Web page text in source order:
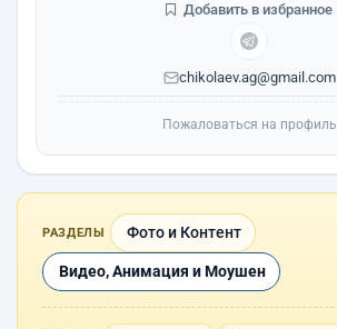
chikolaev.ag@gmail.com
Добавить в избранное
Пожаловаться на профиль
РАЗДЕЛЫ Фото и Контент
Видео, Анимация и Моушен